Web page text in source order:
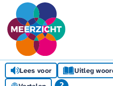
Lees voor Uitleg